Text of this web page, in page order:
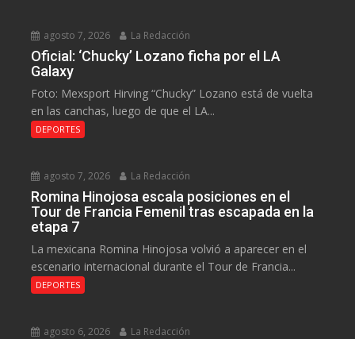
agosto 7, 2026 La Redacción
Oficial: ‘Chucky’ Lozano ficha por el LA
Galaxy
Foto: Mexsport Hirving “Chucky” Lozano está de vuelta
en las canchas, luego de que el LA...
DEPORTES
agosto 7, 2026 La Redacción
Romina Hinojosa escala posiciones en el
Tour de Francia Femenil tras escapada en la
etapa 7
La mexicana Romina Hinojosa volvió a aparecer en el
escenario internacional durante el Tour de Francia...
DEPORTES
agosto 6, 2026 La Redacción